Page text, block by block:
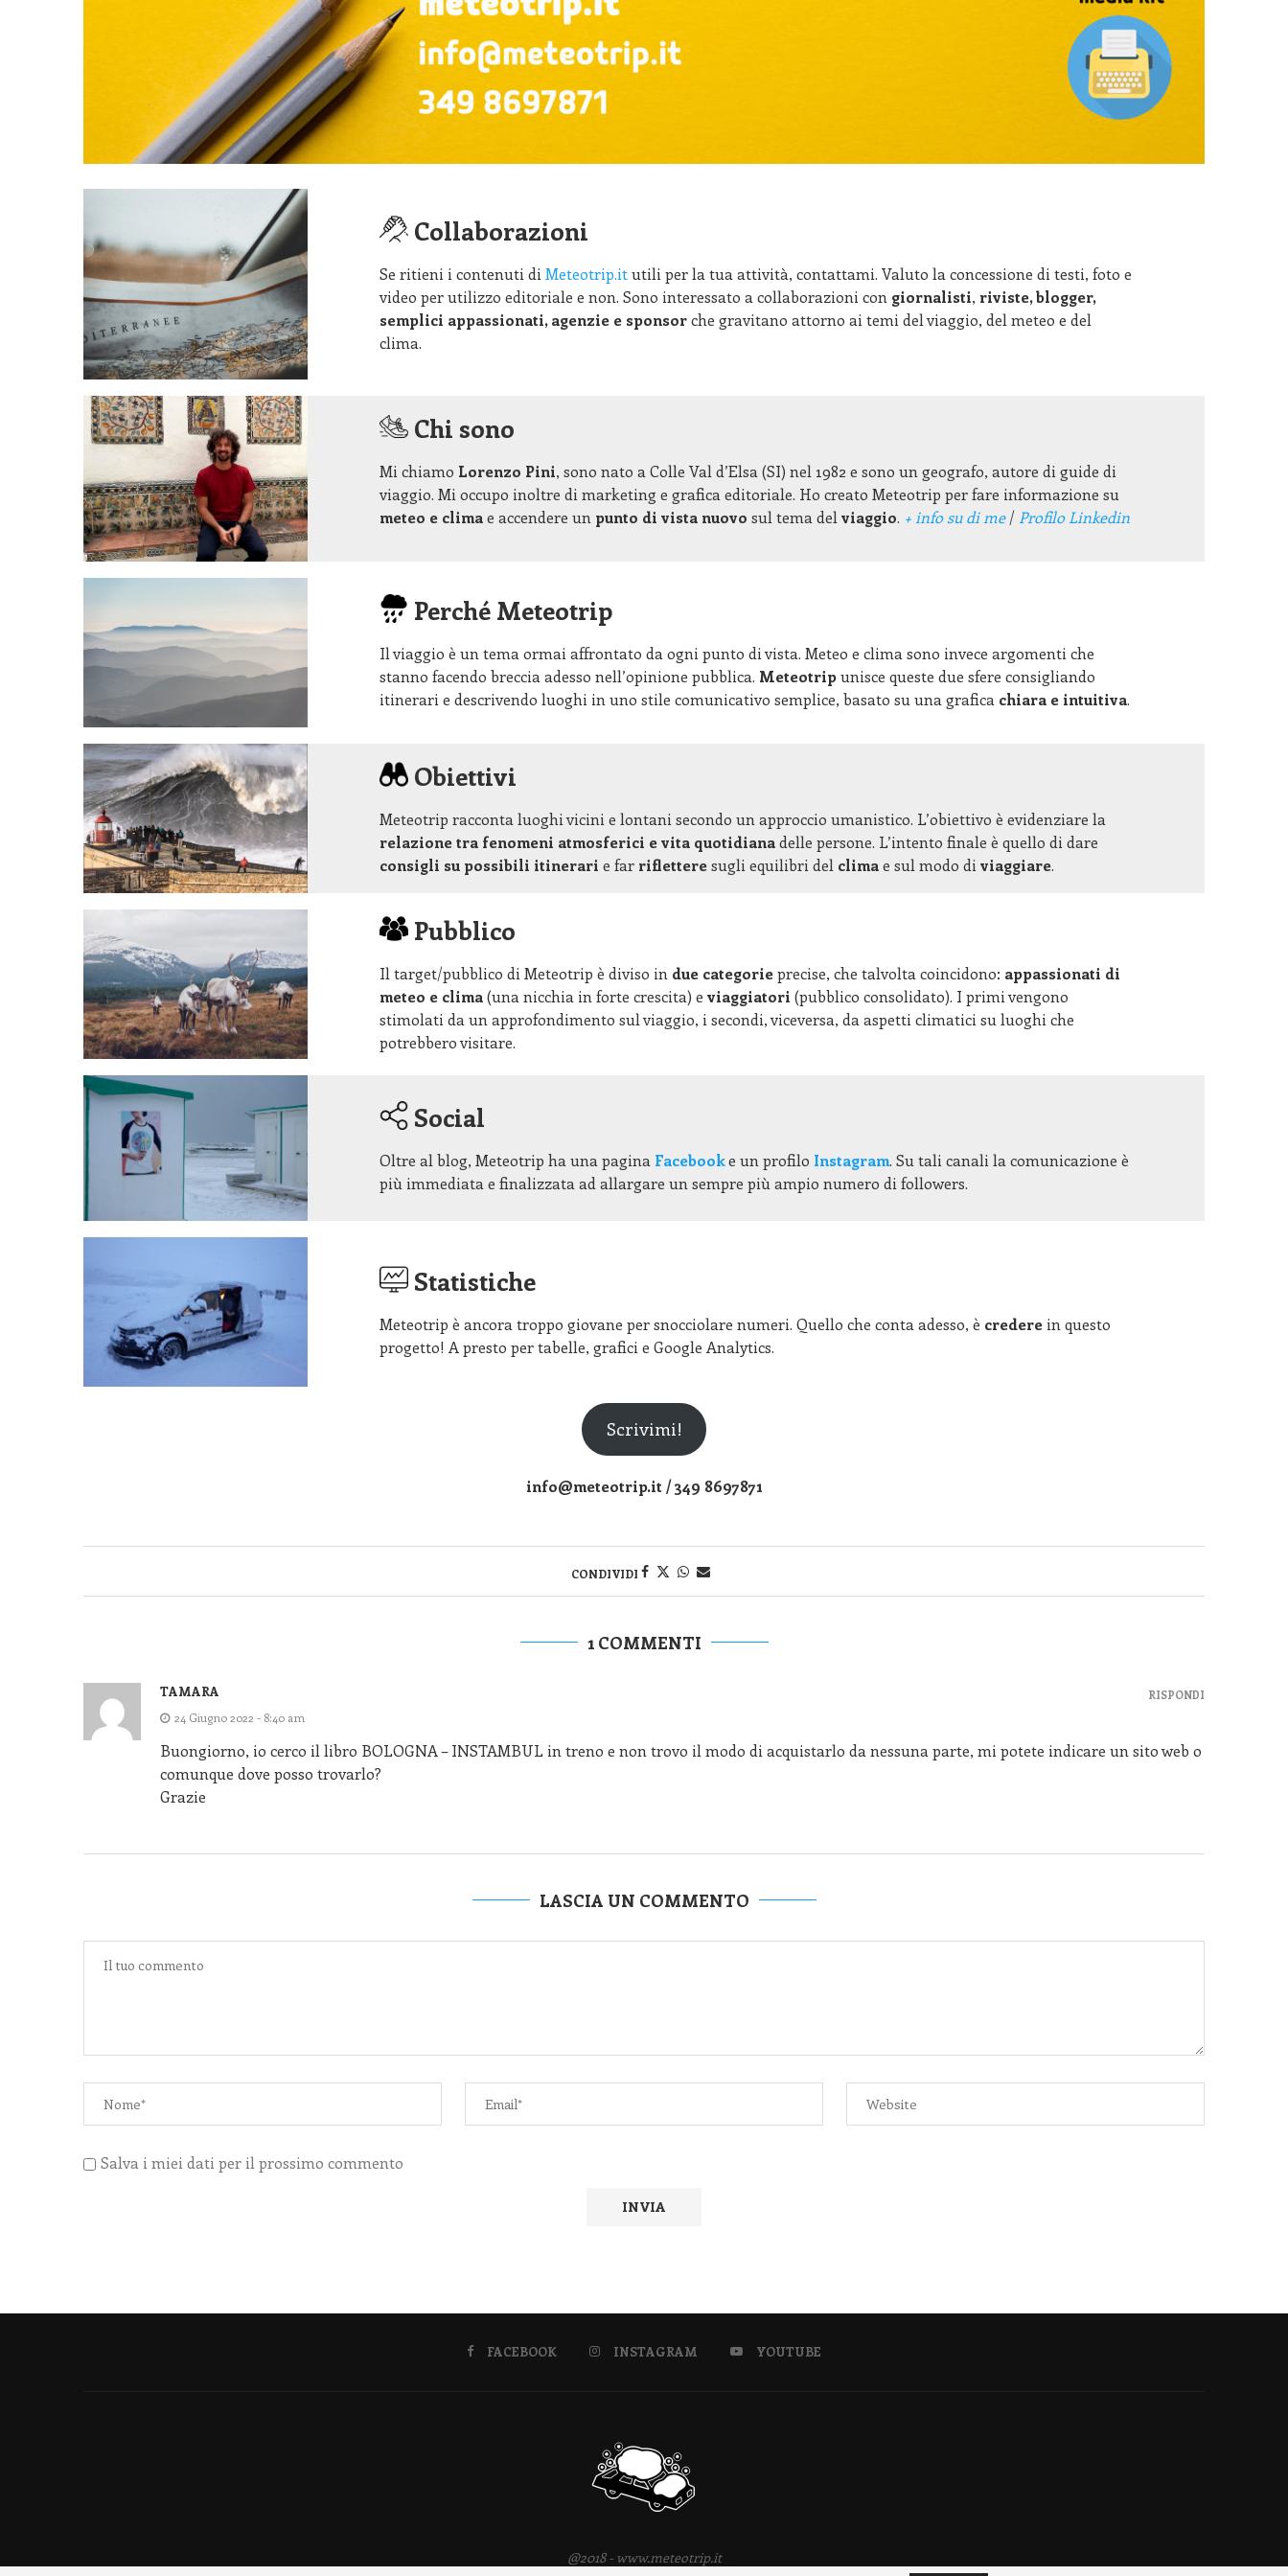
Collaborazioni
Se ritieni i contenuti di Meteotrip.itutili per la tua attività, contattami. Valuto la concessione di testi, foto e
video per utilizzo editoriale e non. Sono interessato a collaborazioni con giornalisti, riviste, blogger,
semplici appassionati, agenzie e sponsorche gravitano attorno ai temi del viaggio, del meteo e del
clima.
Chi sono
Mi chiamo Lorenzo Pini, sono nato a Colle Val d’Elsa (SI) nel 1982 e sono un geografo, autore di guide di
viaggio. Mi occupo inoltre di marketing e grafica editoriale. Ho creato Meteotrip per fare informazione su
meteo e climae accendere un punto di vista nuovo sul tema del viaggio. + info su di me/ Profilo Linkedin
Perché Meteotrip
Il viaggio è un tema ormai affrontato da ogni punto di vista. Meteo e clima sono invece argomenti che
stanno facendo breccia adesso nell’opinione pubblica. Meteotripunisce queste due sfere consigliando
itinerari e descrivendo luoghi in uno stile comunicativo semplice, basato su una grafica chiara e intuitiva.
Obiettivi
Meteotrip racconta luoghi vicini e lontani secondo un approccio umanistico. L’obiettivo è evidenziare la
relazione tra fenomeni atmosferici e vita quotidianadelle persone. L’intento finale è quello di dare
consigli su possibili itinerari e far rifletteresugli equilibri del climae sul modo di viaggiare.
Pubblico
Il target/pubblico di Meteotrip è diviso in due categorieprecise, che talvolta coincidono: appassionati di
meteo e clima(una nicchia in forte crescita) e viaggiatori (pubblico consolidato). I primi vengono
stimolati da un approfondimento sul viaggio, i secondi, viceversa, da aspetti climatici su luoghi che
potrebbero visitare.
Social
Oltre al blog, Meteotrip ha una pagina Facebooke un profilo Instagram. Su tali canali la comunicazione è
più immediata e finalizzata ad allargare un sempre più ampio numero di followers.
Statistiche
Meteotrip è ancora troppo giovane per snocciolare numeri. Quello che conta adesso, è crederein questo
progetto! A presto per tabelle, grafici e Google Analytics.
Scrivimi!
info@meteotrip.it / 349 8697871
CONDIVIDI
1 COMMENTI
TAMARA
24 Giugno 2022 - 8:40 am
Buongiorno, io cerco il libro BOLOGNA – INSTAMBUL in treno e non trovo il modo di acquistarlo da nessuna parte, mi potete indicare un sito web o
comunque dove posso trovarlo?
Grazie
RISPONDI
LASCIA UN COMMENTO
Salva i miei dati per il prossimo commento
FACEBOOK INSTAGRAM YOUTUBE
@2018 - www.meteotrip.it